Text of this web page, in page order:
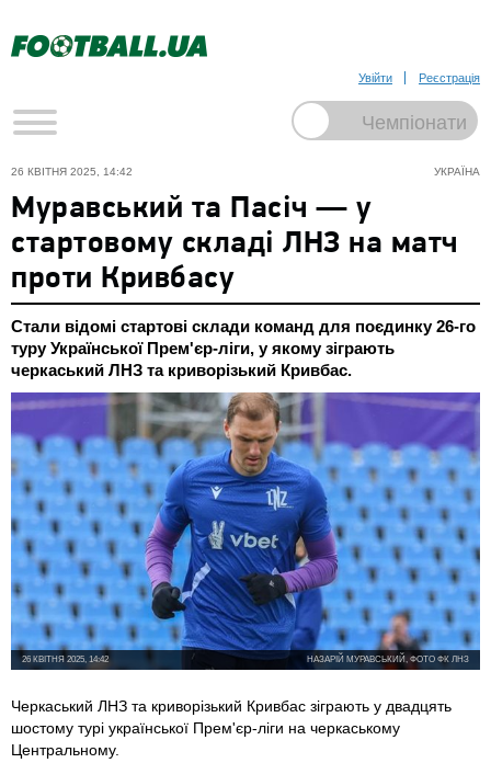
Увійти Реєстрація
УКРАЇНА
26 КВІТНЯ 2025, 14:42
Муравський та Пасіч — у
стартовому складі ЛНЗ на матч
проти Кривбасу
Стали відомі стартові склади команд для поєдинку 26-го
туру Української Прем'єр-ліги, у якому зіграють
черкаський ЛНЗ та криворізький Кривбас.
НАЗАРІЙ МУРАВСЬКИЙ, ФОТО ФК ЛНЗ
26 КВІТНЯ 2025, 14:42
Черкаський ЛНЗ та криворізький Кривбас зіграють у двадцять
шостому турі української Прем'єр-ліги на черкаському
Центральному.